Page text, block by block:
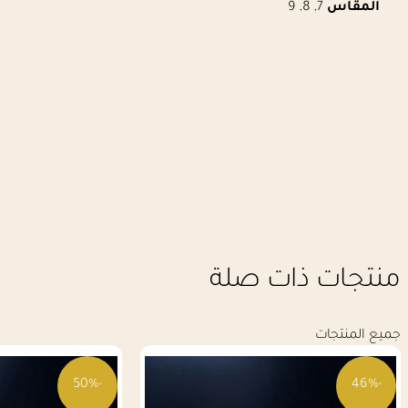
المقاس 7, 8, 9
منتجات ذات صلة
جميع المنتجات
-46%
-50%